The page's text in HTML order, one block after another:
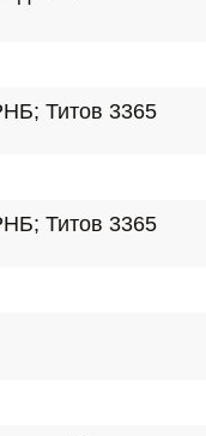
Титов 3365
Титов 3365